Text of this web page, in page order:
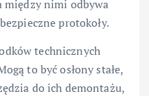
między nimi odbywa
protokoły.
technicznych
to być osłony stałe,
do ich demontażu,